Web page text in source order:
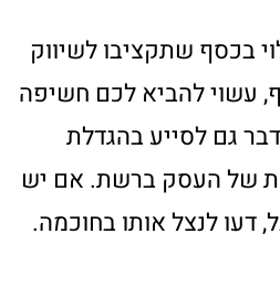
בכסף שתקציבו לשיווק
עשוי להביא לכם חשיפה
גם לסייע בהגדלת
של העסק ברשת. אם יש
דעו לנצל אותו בחוכמה.